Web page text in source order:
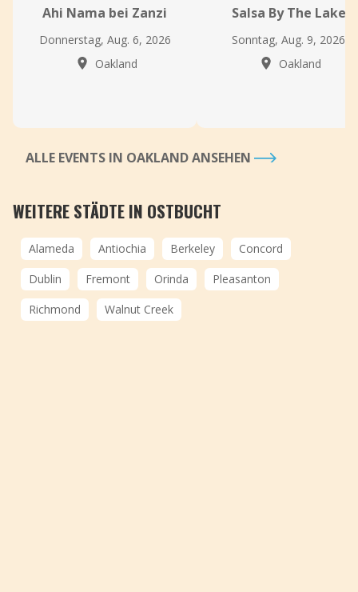
Ahi Nama bei Zanzi
Donnerstag, Aug. 6, 2026
Oakland
Salsa By The Lake
Sonntag, Aug. 9, 2026
Oakland
ALLE EVENTS IN OAKLAND ANSEHEN
WEITERE STÄDTE IN OSTBUCHT
Alameda Antiochia Berkeley
Concord
Dublin
Fremont Orinda
Pleasanton
Richmond
Walnut Creek